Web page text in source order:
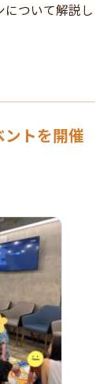
ついて解説し
ントを開催